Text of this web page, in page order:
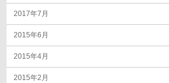
2017年7月
2015年6月
2015年4月
2015年2月